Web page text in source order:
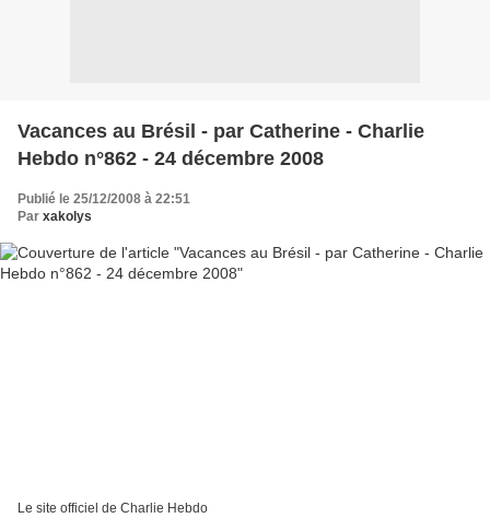
Vacances au Brésil - par Catherine - Charlie
Hebdo n°862 - 24 décembre 2008
Publié le 25/12/2008 à 22:51
Par xakolys
Le site officiel de Charlie Hebdo